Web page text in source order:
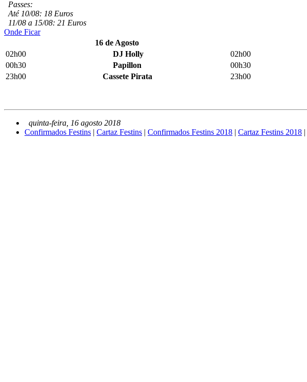
Passes:
Até 10/08: 18 Euros
11/08 a 15/08: 21 Euros
Onde Ficar
16 de Agosto
02h00
DJ Holly 02h00
00h30
Papillon 00h30
23h00
Cassete Pirata 23h00
quinta-feira, 16 agosto 2018
Confirmados Festins | Cartaz Festins | Confirmados Festins 2018 | Cartaz Festins 2018 |